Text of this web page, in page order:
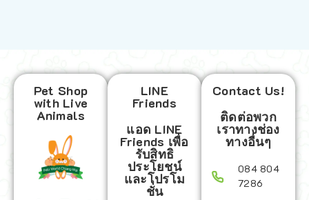
Pet Shop
with Live
Animals
LINE
Friends
แอด LINE
Friends เพื่อ
รับสิทธิ
ประโยชน์
และโปรโม
ชั่น
Contact Us!
ติดต่อพวก
เราทางช่อง
ทางอื่นๆ
084 804
7286